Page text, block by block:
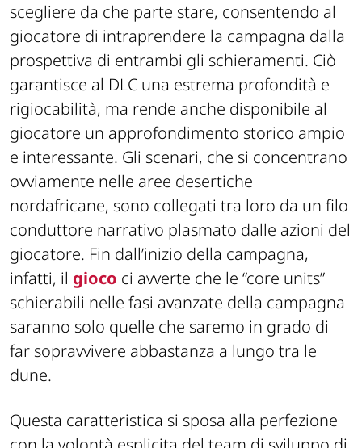
scegliere da che parte stare, consentendo al
giocatore di intraprendere la campagna dalla
prospettiva di entrambi gli schieramenti. Ciò
garantisce al DLC una estrema profondità e
rigiocabilità, ma rende anche disponibile al
giocatore un approfondimento storico ampio
e interessante. Gli scenari, che si concentrano
ovviamente nelle aree desertiche
nordafricane, sono collegati tra loro da un filo
conduttore narrativo plasmato dalle azioni del
giocatore. Fin dall’inizio della campagna,
infatti, il gioco ci avverte che le “core units”
schierabili nelle fasi avanzate della campagna
saranno solo quelle che saremo in grado di
far sopravvivere abbastanza a lungo tra le
dune.
Questa caratteristica si sposa alla perfezione